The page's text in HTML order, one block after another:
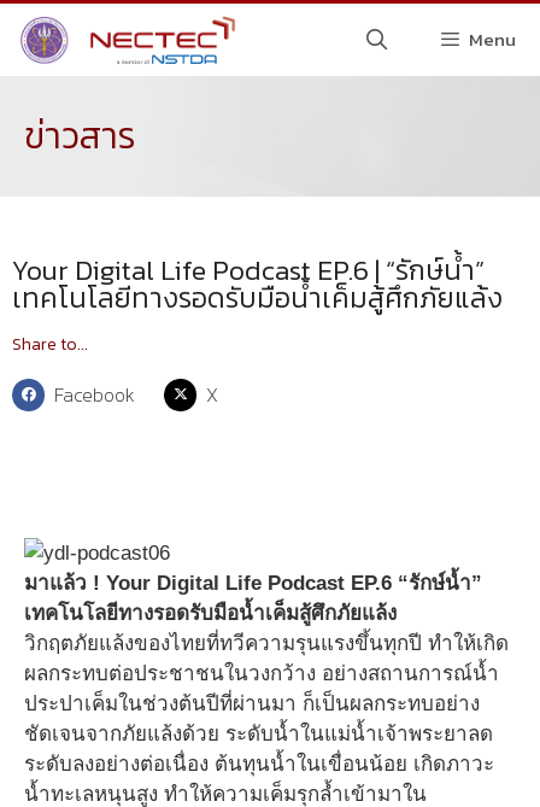
Menu
ข่าวสาร
Your Digital Life Podcast EP.6 | “รักษ์น้ำ”
เทคโนโลยีทางรอดรับมือน้ำเค็มสู้ศึกภัยแล้ง
Share to...
Facebook X
มาแล้ว ! Your Digital Life Podcast EP.6 “รักษ์น้ำ”
เทคโนโลยีทางรอดรับมือน้ำเค็มสู้ศึกภัยแล้ง
วิกฤตภัยแล้งของไทยที่ทวีความรุนแรงขึ้นทุกปี ทำให้เกิด
ผลกระทบต่อประชาชนในวงกว้าง อย่างสถานการณ์น้ำ
ประปาเค็มในช่วงต้นปีที่ผ่านมา ก็เป็นผลกระทบอย่าง
ชัดเจนจากภัยแล้งด้วย ระดับน้ำในแม่น้ำเจ้าพระยาลด
ระดับลงอย่างต่อเนื่อง ต้นทุนน้ำในเขื่อนน้อย เกิดภาวะ
น้ำทะเลหนุนสูง ทำให้ความเค็มรุกล้ำเข้ามาใน